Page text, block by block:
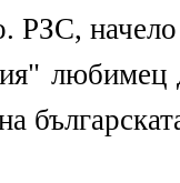
РЗС,
любимец